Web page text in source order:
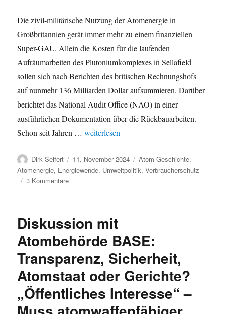
Die zivil-militärische Nutzung der Atomenergie in
Großbritannien gerät immer mehr zu einem finanziellen
Super-GAU. Allein die Kosten für die laufenden
Aufräumarbeiten des Plutoniumkomplexes in Sellafield
sollen sich nach Berichten des britischen Rechnungshofs
auf nunmehr 136 Milliarden Dollar aufsummieren. Darüber
berichtet das National Audit Office (NAO) in einer
ausführlichen Dokumentation über die Rückbauarbeiten.
Schon seit Jahren …„Atomwaffenstaat Großbritannien: Das
weiterlesen
Autor
Dirk Seifert
Veröffentlicht
am
11. November 2024 Kategorien
Atom-Geschichte,
Atomenergie, Energiewende, Umweltpolitik,Verbraucherschutz
3 Kommentarezu
Sellafield-
–
Aufräumarbeiten
der
Plutoniumfabrik
teurer
Diskussion mit
Atombehörde BASE:
Transparenz, Sicherheit,
Atomstaat oder Gerichte?
„Öffentliches Interesse“ –